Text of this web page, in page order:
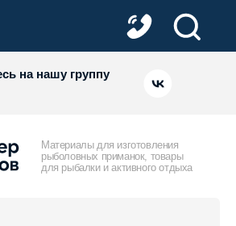
на нашу группу
Материалы для изготовления
рыболовных приманок, товары
для рыбалки и активного отдыха
КОНТАКТЫ